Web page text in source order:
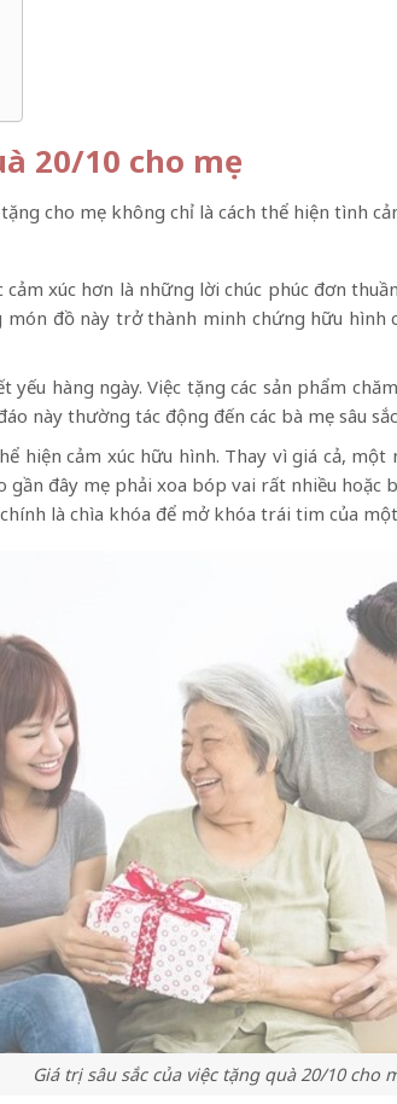
20/10 cho mẹ
cho mẹ không chỉ là cách thể hiện tình
xúc hơn là những lời chúc phúc đơn
đồ này trở thành minh chứng hữu
hàng ngày. Việc tặng các sản phẩm
này thường tác động đến các bà mẹ sâu
hiện cảm xúc hữu hình. Thay vì giá cả,
gần đây mẹ phải xoa bóp vai rất nhiều
là chìa khóa để mở khóa trái tim của
Giá trị sâu sắc của việc tặng quà 20/10 cho